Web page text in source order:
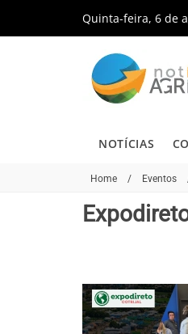
Quinta-feira, 6 de
NOTÍCIAS
Home / Eventos